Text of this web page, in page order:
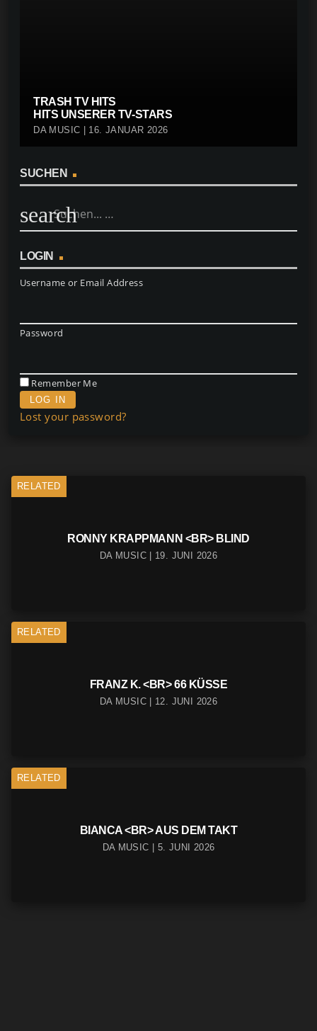
TRASH TV HITS
HITS UNSERER TV-STARS
DA MUSIC | 16. JANUAR 2026
SUCHEN
search
LOGIN
Username or Email Address
Password
Remember Me
Lost your password?
RELATED
RONNY KRAPPMANN <BR> BLIND
DA MUSIC | 19. JUNI 2026
RELATED
FRANZ K. <BR> 66 KÜSSE
DA MUSIC | 12. JUNI 2026
RELATED
BIANCA <BR> AUS DEM TAKT
DA MUSIC | 5. JUNI 2026